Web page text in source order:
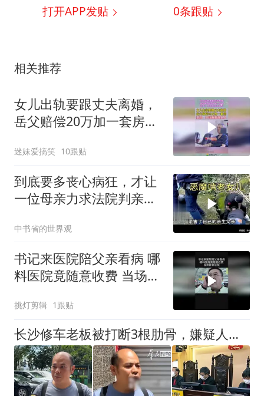
打开APP发贴 0条跟贴
相关推荐
女儿出轨要跟丈夫离婚，
岳父赔偿20万加一套房，
迷妹爱搞笑 10跟贴
到底要多丧心病狂，才让
一位母亲力求法院判亲女
中书省的世界观
书记来医院陪父亲看病 哪
料医院竟随意收费 当场告
挑灯剪辑 1跟贴
长沙修车老板被打断3根肋骨，嫌疑人终于刑拘了，但这笔账还没完